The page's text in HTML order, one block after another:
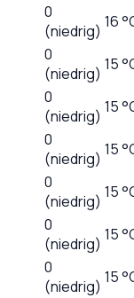
0
(niedrig) 16
0
(niedrig) 15
0
(niedrig) 15
0
(niedrig) 15
0
(niedrig) 15
0
(niedrig) 15
0
(niedrig) 15